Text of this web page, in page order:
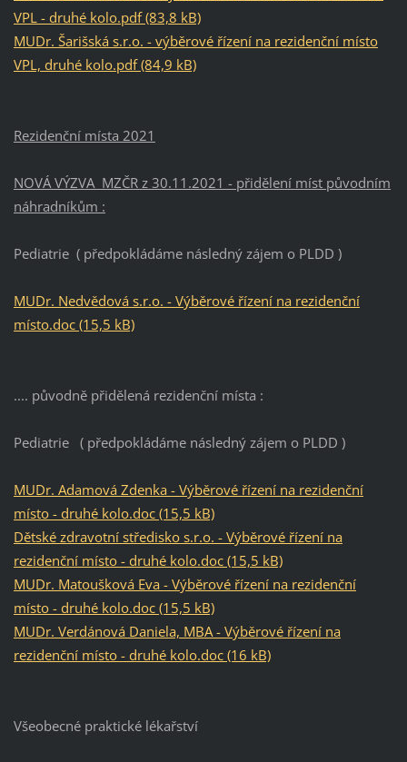
VPL - druhé kolo.pdf (83,8 kB)
MUDr. Šarišská s.r.o. - výběrové řízení na rezidenční místo
VPL, druhé kolo.pdf (84,9 kB)
Rezidenční místa 2021
NOVÁ VÝZVA MZČR z 30.11.2021 - přidělení míst původním
náhradníkům :
Pediatrie ( předpokládáme následný zájem o PLDD )
MUDr. Nedvědová s.r.o. - Výběrové řízení na rezidenční
místo.doc (15,5 kB)
.... původně přidělená rezidenční místa :
Pediatrie ( předpokládáme následný zájem o PLDD )
MUDr. Adamová Zdenka - Výběrové řízení na rezidenční
místo - druhé kolo.doc (15,5 kB)
Dětské zdravotní středisko s.r.o. - Výběrové řízení na
rezidenční místo - druhé kolo.doc (15,5 kB)
MUDr. Matoušková Eva - Výběrové řízení na rezidenční
místo - druhé kolo.doc (15,5 kB)
MUDr. Verdánová Daniela, MBA - Výběrové řízení na
rezidenční místo - druhé kolo.doc (16 kB)
Všeobecné praktické lékařství